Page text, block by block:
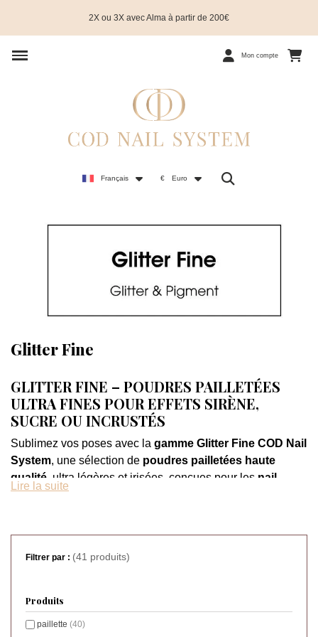
2X ou 3X avec Alma à partir de 200€
Mon compte
Français € Euro
Glitter Fine
GLITTER FINE – POUDRES PAILLETÉES
ULTRA FINES POUR EFFETS SIRÈNE,
SUCRE OU INCRUSTÉS
Sublimez vos poses avec la gamme Glitter Fine COD Nail
System, une sélection de poudres pailletées haute
qualité , ultra légères et irisées, conçues pour les nail
artists exigeantes
Disponibles dans des teintes pastel, nacrées ou vibrantes
sirène lumineux ou incrustations subtiles
Lire la suite
Filtrer par : (41 produits)
Produits
paillette (40)